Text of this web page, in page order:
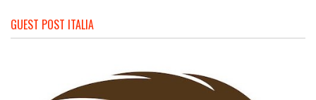
GUEST POST ITALIA